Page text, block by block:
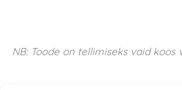
NB: Toode on tellimiseks vaid koos